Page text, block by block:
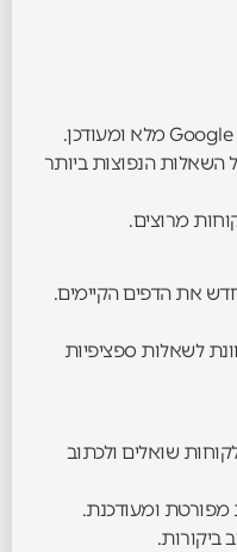
על השאלות הנפוצות ביותר
מרוצים.
את הדפים הקיימים.
לשאלות ספציפיות
שואלים ולכתוב
מפורטת ומעודכנת.
ביקורות.